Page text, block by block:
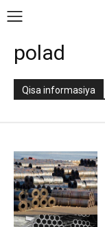
polad
Qisa informasiya